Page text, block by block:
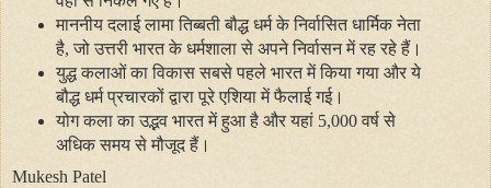
माननीय दलाई लामा तिब्‍बती बौद्ध धर्म के निर्वासित धार्मिक नेता
है,जो उत्तरी भारत के धर्मशाला से अपने निर्वासन में रह रहे हैं।
युद्ध कलाओं का विकास सबसे पहले भारत में किया गया और ये
बौद्ध धर्म प्रचारकों द्वारा पूरे एशिया में फैलाई गई।
योग कला का उद्भव भारत में हुआ है और यहां 5,000 वर्ष से
अधिक समय से मौजूद हैं।
Mukesh Patel